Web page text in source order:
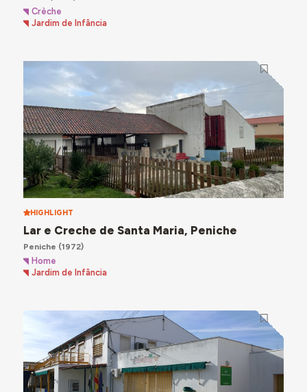
Crèche
Jardim de Infância
HIGHLIGHT
Lar e Creche de Santa Maria, Peniche
Peniche (1972)
Home
Jardim de Infância